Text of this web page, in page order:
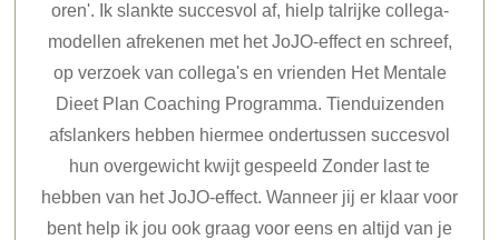
oren'. Ik slankte succesvol af, hielp talrijke collega-
modellen afrekenen met het JoJO-effect en schreef,
op verzoek van collega's en vrienden Het Mentale
Dieet Plan Coaching Programma. Tienduizenden
afslankers hebben hiermee ondertussen succesvol
hun overgewicht kwijt gespeeld Zonder last te
hebben van het JoJO-effect. Wanneer jij er klaar voor
bent help ik jou ook graag voor eens en altijd van je